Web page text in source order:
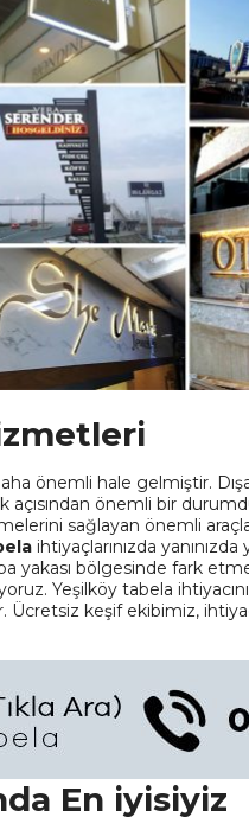
önemli hale gelmiştir.
önemli bir
sağlayan önemli
ihtiyaçlarınızda
yakası bölgesinde fark
Yeşilköy tabela
keşif ekibimiz,
En iyisiyiz